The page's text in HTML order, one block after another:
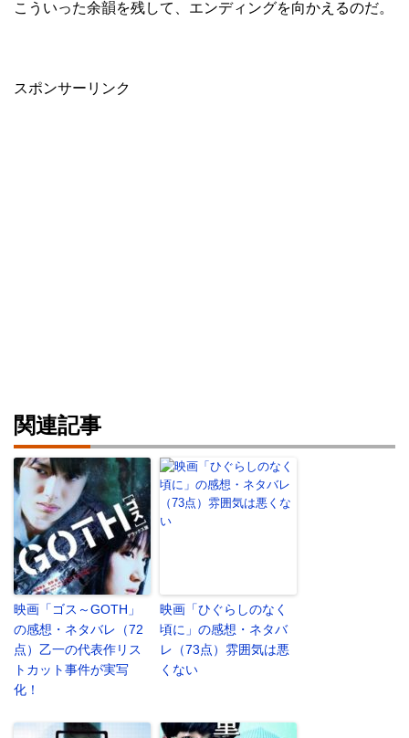
こういった余韻を残して、エンディングを向かえるのだ。
スポンサーリンク
関連記事
映画「ゴス～GOTH」
の感想・ネタバレ（72
点）乙一の代表作リス
トカット事件が実写
化！
映画「ひぐらしのなく
頃に」の感想・ネタバ
レ（73点）雰囲気は悪
くない